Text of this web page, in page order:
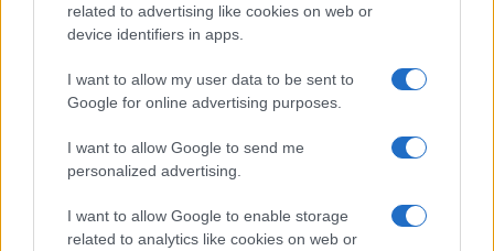
related to advertising like cookies on web or
device identifiers in apps.
I want to allow my user data to be sent to
Google for online advertising purposes.
I want to allow Google to send me
personalized advertising.
I want to allow Google to enable storage
related to analytics like cookies on web or
Tελευταίες Ειδήσεις
iPaideia.gr